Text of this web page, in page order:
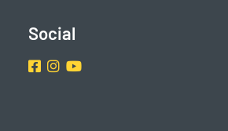
Social
Facebook
Instragram
Youtube